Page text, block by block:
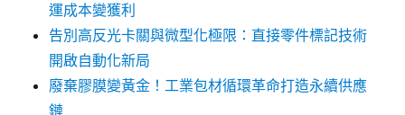
運成本變獲利
告別高反光卡關與微型化極限：直接零件標記技術
開啟自動化新局
廢棄膠膜變黃金！工業包材循環革命打造永續供應
鏈